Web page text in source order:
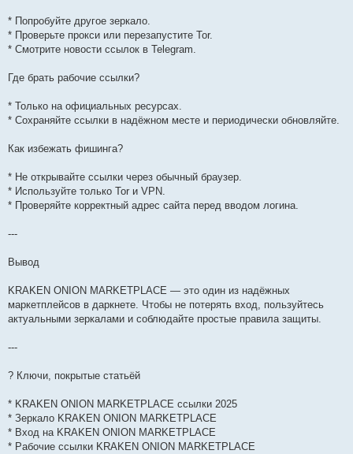
* Попробуйте другое зеркало.
* Проверьте прокси или перезапустите Tor.
* Смотрите новости ссылок в Telegram.
Где брать рабочие ссылки?
* Только на официальных ресурсах.
* Сохраняйте ссылки в надёжном месте и периодически обновляйте.
Как избежать фишинга?
* Не открывайте ссылки через обычный браузер.
* Используйте только Tor и VPN.
* Проверяйте корректный адрес сайта перед вводом логина.
---
Вывод
KRAKEN ONION MARKETPLACE — это один из надёжных
маркетплейсов в даркнете. Чтобы не потерять вход, пользуйтесь
актуальными зеркалами и соблюдайте простые правила защиты.
---
? Ключи, покрытые статьёй
* KRAKEN ONION MARKETPLACE ссылки 2025
* Зеркало KRAKEN ONION MARKETPLACE
* Вход на KRAKEN ONION MARKETPLACE
* Рабочие ссылки KRAKEN ONION MARKETPLACE